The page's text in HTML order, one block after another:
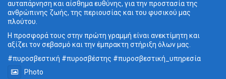
αυταπάρνηση και αίσθημα ευθύνης, για την προστασία της
ανθρώπινης ζωής, της περιουσίας και του φυσικού μας
πλούτου.
Η προσφορά τους στην πρώτη γραμμή είναι ανεκτίμητη και
αξίζει τον σεβασμό και την έμπρακτη στήριξη όλων μας.
#πυροσβεστική #πυροσβέστης #πυροσβεστική_ υπηρεσία
Photo